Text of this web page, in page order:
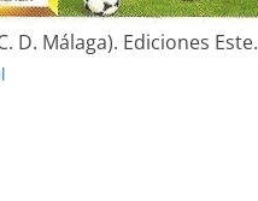
D. Málaga). Ediciones Este.